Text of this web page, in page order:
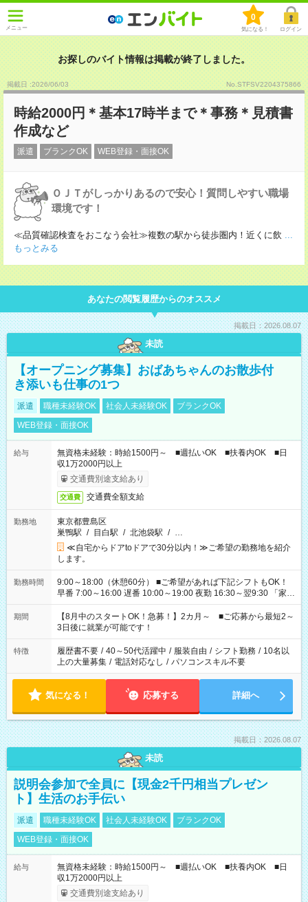
メニュー
0
気になる！ ログイン
お探しのバイト情報は掲載が終了しました。
掲載日 :2026/06/03 No.STFSV2204375866
時給2000円＊基本17時半まで＊事務＊見積書
作成など
派遣 ブランクOK WEB登録・面接OK
ＯＪＴがしっかりあるので安心！質問しやすい職場
環境です！
≪品質確認検査をおこなう会社≫複数の駅から徒歩圏内！近くに飲 ...
もっとみる
あなたの閲覧履歴からのオススメ
掲載日：2026.08.07
未読
【オープニング募集】おばあちゃんのお散歩付
き添いも仕事の1つ
派遣 職種未経験OK 社会人未経験OK
ブランクOK
WEB登録・面接OK
給与
無資格未経験：時給1500円～ ■週払いOK ■扶養内OK ■日
収1万2000円以上
交通費別途支給あり
交通費 交通費全額支給
勤務地
東京都豊島区
巣鴨駅 / 目白駅 / 北池袋駅 / …
≪自宅からドアtoドアで30分以内！≫ご希望の勤務地を紹介
します。
勤務時間
9:00～18:00（休憩60分） ■ご希望があれば下記シフトもOK！
早番 7:00～16:00 遅番 10:00～19:00 夜勤 16:30～翌9:30 「家族
と休みを合わせたい」 「余裕を持って夕飯の準備がしたい」
「できれば残業はしたくない」 など、ご希望を教えてください
ね。 ※Wワーク希望の方へ 今ご覧のお仕事で希望する勤務時間
と、もう1つのお仕事の勤務時間。 合計で週40時間を超える場
合は応募できません。
期間
【8月中のスタートOK！急募！】2カ月～ ■ご応募から最短2～
3日後に就業が可能です！
特徴 履歴書不要 / 40～50代活躍中 / 服装自由 / シフト勤務 / 10名以
上の大量募集 / 電話対応なし / パソコンスキル不要
気になる！ 応募する 詳細へ
掲載日：2026.08.07
未読
説明会参加で全員に【現金2千円相当プレゼン
ト】生活のお手伝い
派遣 職種未経験OK 社会人未経験OK
ブランクOK
WEB登録・面接OK
給与
無資格未経験：時給1500円～ ■週払いOK ■扶養内OK ■日
収1万2000円以上
交通費別途支給あり